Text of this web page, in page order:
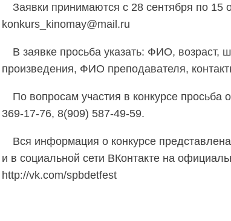
Заявки принимаются с 28 сентября по 15
konkurs_kinomay@mail.ru
В заявке просьба указать: ФИО, возраст,
произведения, ФИО преподавателя,
По вопросам участия в конкурсе
369-17-76, 8(909) 587-49-59.
Вся информация о конкурсе
и в социальной сети ВКонтакте на
http://vk.com/spbdetfest